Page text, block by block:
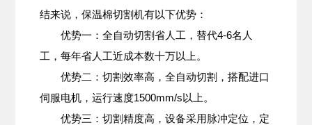
结来说，保温棉切割机有以下优势：
优势一：全自动切割省人工，替代4-6名人
工，每年省人工近成本数十万以上。
优势二：切割效率高，全自动切割，搭配进口
伺服电机，运行速度1500mm/s以上。
优势三：切割精度高，设备采用脉冲定位，定